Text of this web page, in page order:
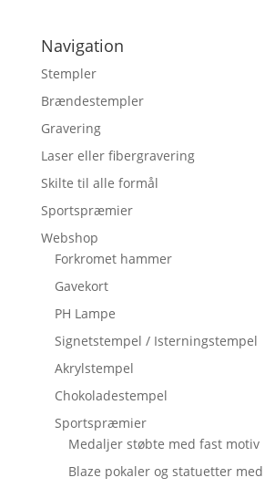
Navigation
Stempler
Brændestempler
Gravering
Laser eller fibergravering
Skilte til alle formål
Sportspræmier
Webshop
Forkromet hammer
Gavekort
PH Lampe
Signetstempel / Isterningstempel
Akrylstempel
Chokoladestempel
Sportspræmier
Medaljer støbte med fast motiv
Blaze pokaler og statuetter